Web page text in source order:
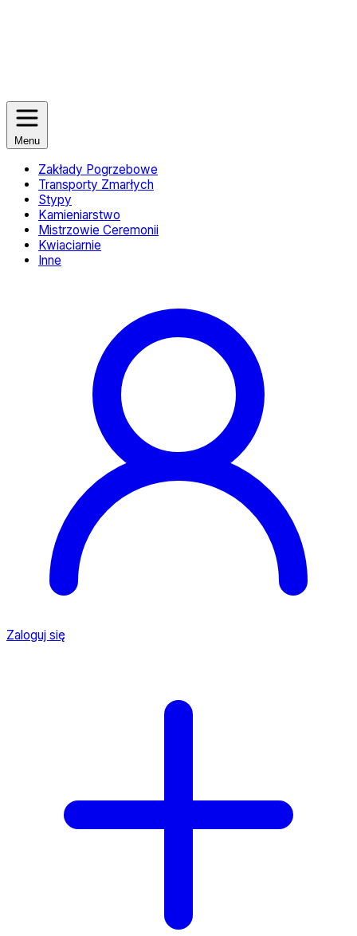
Menu
Zakłady Pogrzebowe
Transporty Zmarłych
Stypy
Kamieniarstwo
Mistrzowie Ceremonii
Kwiaciarnie
Inne
Zaloguj się